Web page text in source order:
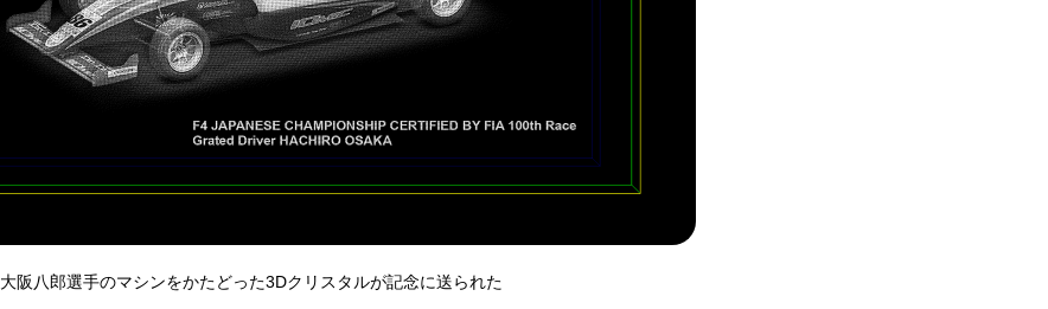
大阪八郎選手のマシンをかたどった3Dクリスタルが記念に送られた